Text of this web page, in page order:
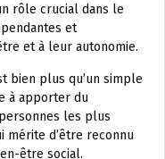
rôle crucial dans le
et
et à leur autonomie.
bien plus qu’un simple
à apporter du
les plus
mérite d’être reconnu
être social.